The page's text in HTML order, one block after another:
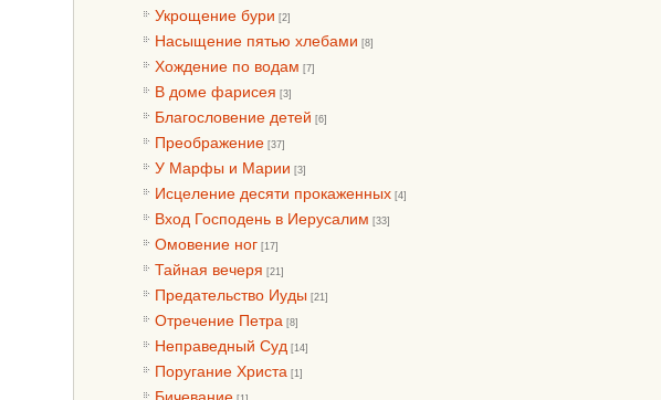
Укрощение бури [2]
Насыщение пятью хлебами [8]
Хождение по водам [7]
В доме фарисея [3]
Благословение детей [6]
Преображение [37]
У Марфы и Марии [3]
Исцеление десяти прокаженных [4]
Вход Господень в Иерусалим [33]
Омовение ног [17]
Тайная вечеря [21]
Предательство Иуды [21]
Отречение Петра [8]
Неправедный Суд [14]
Поругание Христа [1]
Бичевание